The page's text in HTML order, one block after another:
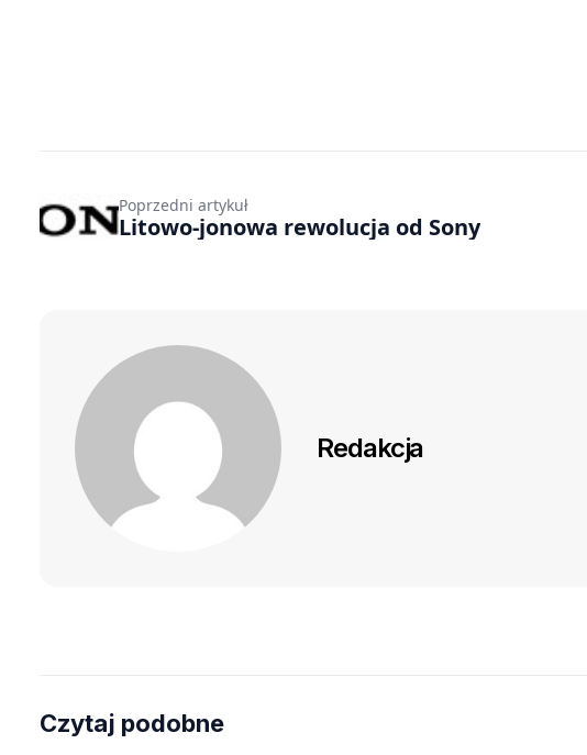
Poprzedni artykuł
Litowo-jonowa rewolucja od Sony
Redakcja
Czytaj podobne